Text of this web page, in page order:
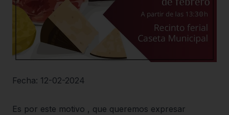
Fecha: 12-02-2024
Es por este motivo , que queremos expresar